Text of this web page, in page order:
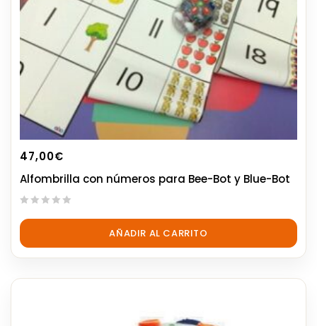
47,00€
Alfombrilla con números para Bee-Bot y Blue-Bot
out
5
AÑADIR AL CARRITO